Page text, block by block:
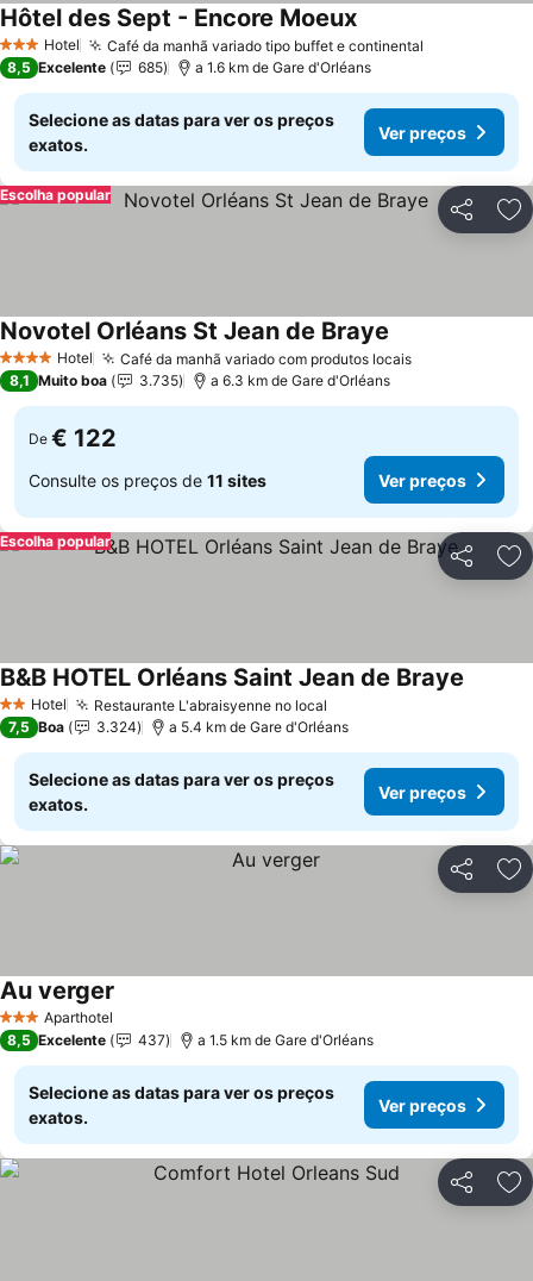
3 EstrelasHotel Café da manhã variado tipo buffet e continental
Hôtel des Sept - Encore Moeux
8,5 Excelente 685 a 1.6 km de Gare d'Orléans
Selecione as datas para ver os preços
exatos.
Ver preços
Partilhar
Escolha popular
4 EstrelasHotel Café da manhã variado com produtos locais
Novotel Orléans St Jean de Braye
8,1 Muito boa 3.735 a 6.3 km de Gare d'Orléans
De € 122
Consulte os preços de 11 sites Ver preços
Partilhar
Escolha popular
2 Estrelas
Hotel Restaurante L'abraisyenne no local
B&B HOTEL Orléans Saint Jean de Braye
7,5 Boa 3.324 a 5.4 km de Gare d'Orléans
Selecione as datas para ver os preços
exatos.
Ver preços
Partilhar
3 EstrelasAparthotel
Au verger
8,5 Excelente 437 a 1.5 km de Gare d'Orléans
Selecione as datas para ver os preços
exatos.
Ver preços
Partilhar